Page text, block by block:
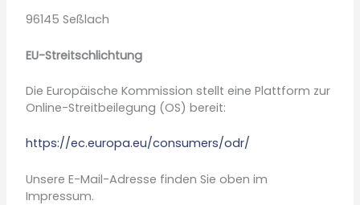
96145 Seßlach
EU-Streitschlichtung
Die Europäische Kommission stellt eine Plattform zur
Online-Streitbeilegung (OS) bereit:
https://ec.europa.eu/consumers/odr/
Unsere E-Mail-Adresse finden Sie oben im
Impressum.